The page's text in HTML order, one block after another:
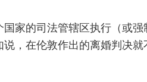
家的司法管辖区执行（或
，在伦敦作出的离婚判决